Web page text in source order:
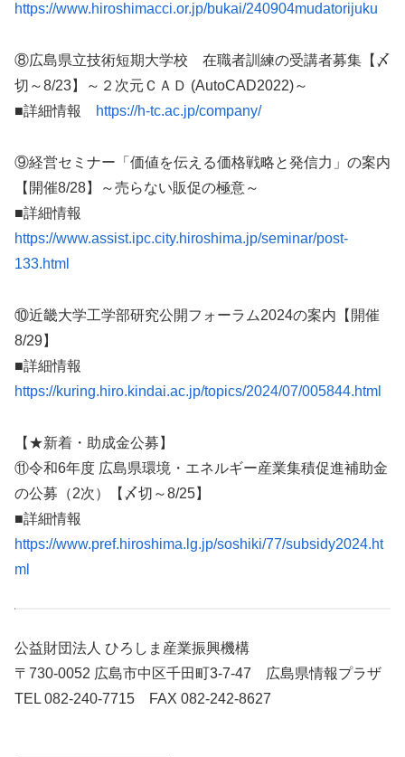
https://www.hiroshimacci.or.jp/bukai/240904mudatorijuku
⑧広島県立技術短期大学校 在職者訓練の受講者募集【〆
切～8/23】～２次元ＣＡＤ (AutoCAD2022)～
■詳細情報
https://h-tc.ac.jp/company/
⑨経営セミナー「価値を伝える価格戦略と発信力」の案内
【開催8/28】～売らない販促の極意～
■詳細情報
https://www.assist.ipc.city.hiroshima.jp/seminar/post-
133.html
⑩近畿大学工学部研究公開フォーラム2024の案内【開催
8/29】
■詳細情報
https://kuring.hiro.kindai.ac.jp/topics/2024/07/005844.html
【★新着・助成金公募】
⑪令和6年度 広島県環境・エネルギー産業集積促進補助金
の公募（2次）【〆切～8/25】
■詳細情報
https://www.pref.hiroshima.lg.jp/soshiki/77/subsidy2024.ht
ml
公益財団法人 ひろしま産業振興機構
〒730-0052 広島市中区千田町3-7-47 広島県情報プラザ
TEL 082-240-7715 FAX 082-242-8627